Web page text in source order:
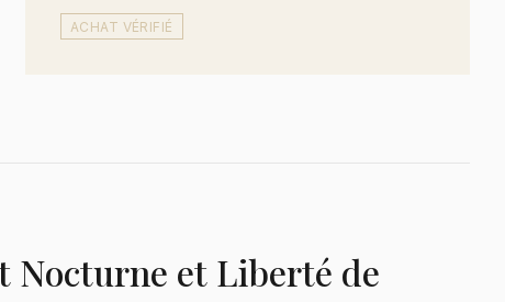
ACHAT VÉRIFIÉ
Nocturne et Liberté de